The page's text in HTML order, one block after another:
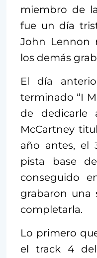
miembro de
fue un día
John Lennon
los demás
El día
terminado “I
de dedicarle
McCartney
año antes, el
pista base
conseguido
grabaron una
completarla.
Lo primero
el track 4